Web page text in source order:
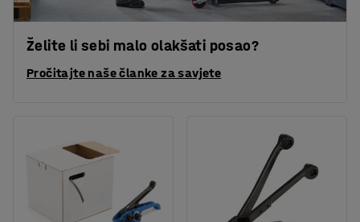
Želite li sebi malo olakšati posao?
Pročitajte naše članke za savjete